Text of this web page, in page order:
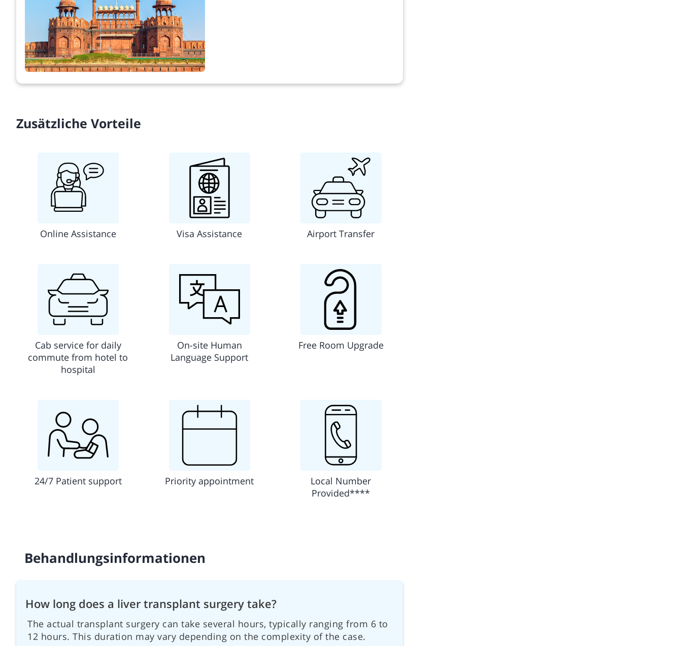
Zusätzliche Vorteile
Online Assistance Visa Assistance Airport Transfer
Cab service for daily
commute from hotel to
hospital
On-site Human
Language Support
Free Room Upgrade
24/7 Patient support Priority appointment
Local Number
Provided****
Behandlungsinformationen
How long does a liver transplant surgery take?
The actual transplant surgery can take several hours, typically ranging from 6 to
12 hours. This duration may vary depending on the complexity of the case.